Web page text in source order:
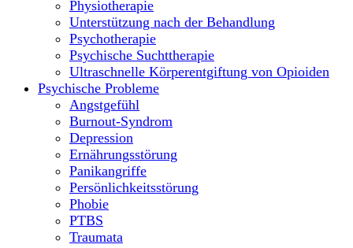
Physiotherapie
Unterstützung nach der Behandlung
Psychotherapie
Psychische Suchttherapie
Ultraschnelle Körperentgiftung von Opioiden
Psychische Probleme
Angstgefühl
Burnout-Syndrom
Depression
Ernährungsstörung
Panikangriffe
Persönlichkeitsstörung
Phobie
PTBS
Traumata